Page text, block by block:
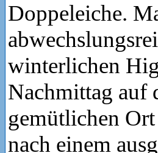
Doppeleiche.
winterlichen
Nachmittag auf
gemütlichen
nach einem